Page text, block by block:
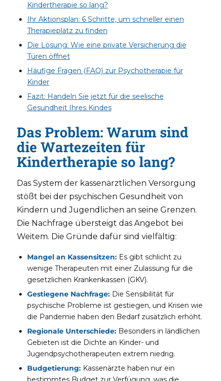
Kindertherapie so lang?
Ihr Aktionsplan: 6 Schritte, um schneller einen
Therapieplatz zu finden
Die Lösung: Wie eine private Versicherung die
Türen öffnet
Häufige Fragen (FAQ) zur Psychotherapie für
Kinder
Fazit: Handeln Sie jetzt für die seelische
Gesundheit Ihres Kindes
Das Problem: Warum sind
die Wartezeiten für
Kindertherapie so lang?
Das System der kassenärztlichen Versorgung
stößt bei der psychischen Gesundheit von
Kindern und Jugendlichen an seine Grenzen.
Die Nachfrage übersteigt das Angebot bei
Weitem. Die Gründe dafür sind vielfältig:
Mangel an Kassensitzen:Es gibt schlicht zu
wenige Therapeuten mit einer Zulassung für die
gesetzlichen Krankenkassen (GKV).
Gestiegene Nachfrage:Die Sensibilität für
psychische Probleme ist gestiegen, und Krisen wie
die Pandemie haben den Bedarf zusätzlich erhöht.
Regionale Unterschiede:Besonders in ländlichen
Gebieten ist die Dichte an Kinder- und
Jugendpsychotherapeuten extrem niedrig.
Budgetierung:Kassenärzte haben nur ein